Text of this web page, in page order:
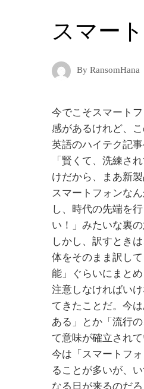
スマー
By RansomHana
今でこそスマート
感があるけれど、
英語のハイテク記
「賢くて、洗練さ
けだから、まあ新
スマートフォンな
し、時代の先端を
い！」みたいな裏
しかし、訳すとき
体をそのまま訳し
能」ぐらいにまとめ
注意しなければい
てきたことだ。今
ある」とか「流行
て意味が確立され
今は「スマートフ
ることが多いが、
なる日が来るのだろ